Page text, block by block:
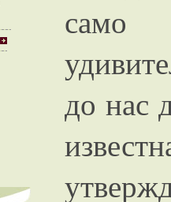
само
до нас